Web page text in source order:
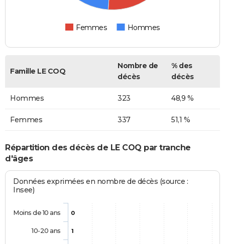
Femmes Hommes
Famille LE COQ
Nombre de
décès
% des
décès
Hommes 323 48,9 %
Femmes 337 51,1 %
Répartition des décès de LE COQ par tranche
d'âges
Données exprimées en nombre de décès (source :
Insee)
0
1
Moins de 10 ans
10-20 ans